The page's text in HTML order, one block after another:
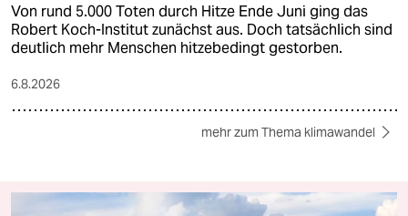
Von rund 5.000 Toten durch Hitze Ende Juni ging das
Robert Koch-Institut zunächst aus. Doch tatsächlich sind
deutlich mehr Menschen hitzebedingt gestorben.
6.8.2026
mehr zum Thema klimawandel